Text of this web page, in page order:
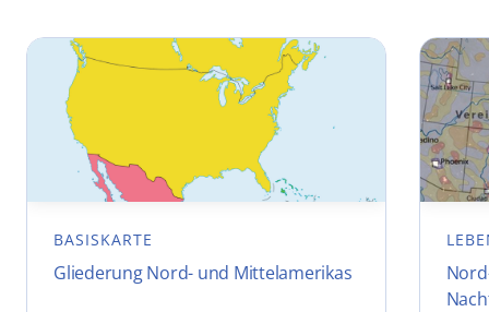
BASISKARTE
Gliederung Nord- und Mittelamerikas